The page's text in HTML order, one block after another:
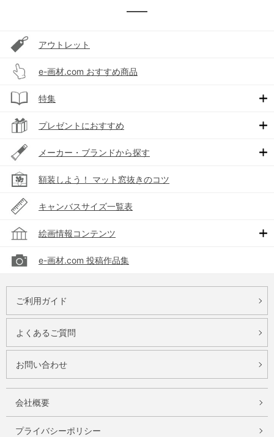
アウトレット
e-画材.com おすすめ商品
特集
プレゼントにおすすめ
メーカー・ブランドから探す
額装しよう！ マット窓抜きのコツ
キャンバスサイズ一覧表
絵画情報コンテンツ
e-画材.com 投稿作品集
ご利用ガイド
よくあるご質問
お問い合わせ
会社概要
プライバシーポリシー